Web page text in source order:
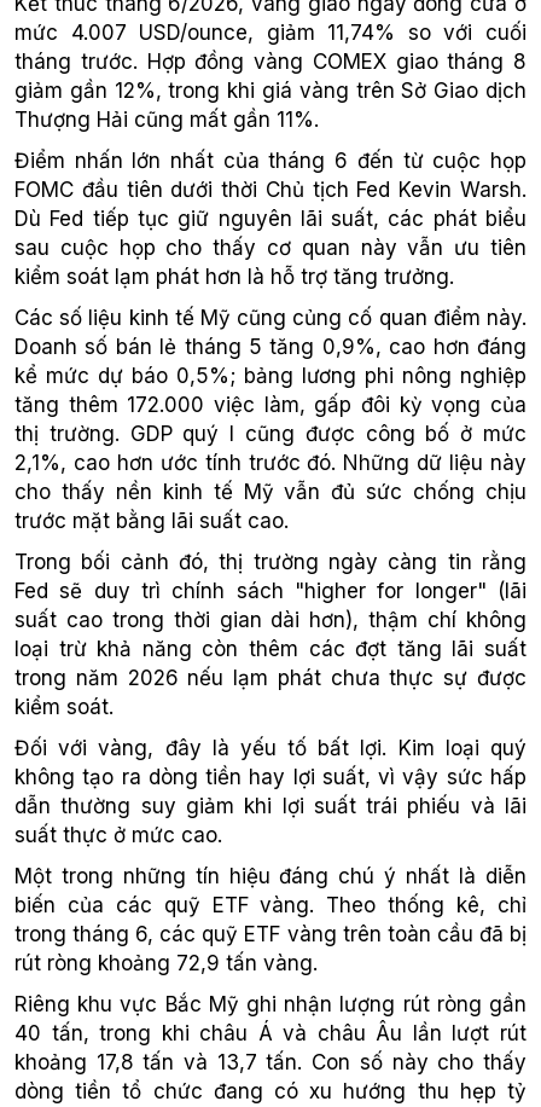
mức 4.007 USD/ounce, giảm 11,74% so với cuối
tháng trước. Hợp đồng vàng COMEX giao tháng 8
giảm gần 12%, trong khi giá vàng trên Sở Giao dịch
Thượng Hải cũng mất gần 11%.
Điểm nhấn lớn nhất của tháng 6 đến từ cuộc họp
FOMC đầu tiên dưới thời Chủ tịch Fed Kevin Warsh.
Dù Fed tiếp tục giữ nguyên lãi suất, các phát biểu
sau cuộc họp cho thấy cơ quan này vẫn ưu tiên
kiểm soát lạm phát hơn là hỗ trợ tăng trưởng.
Các số liệu kinh tế Mỹ cũng củng cố quan điểm này.
Doanh số bán lẻ tháng 5 tăng 0,9%, cao hơn đáng
kể mức dự báo 0,5%; bảng lương phi nông nghiệp
tăng thêm 172.000 việc làm, gấp đôi kỳ vọng của
thị trường. GDP quý I cũng được công bố ở mức
2,1%, cao hơn ước tính trước đó. Những dữ liệu này
cho thấy nền kinh tế Mỹ vẫn đủ sức chống chịu
trước mặt bằng lãi suất cao.
Trong bối cảnh đó, thị trường ngày càng tin rằng
Fed sẽ duy trì chính sách "higher for longer" (lãi
suất cao trong thời gian dài hơn), thậm chí không
loại trừ khả năng còn thêm các đợt tăng lãi suất
trong năm 2026 nếu lạm phát chưa thực sự được
kiểm soát.
Đối với vàng, đây là yếu tố bất lợi. Kim loại quý
không tạo ra dòng tiền hay lợi suất, vì vậy sức hấp
dẫn thường suy giảm khi lợi suất trái phiếu và lãi
suất thực ở mức cao.
Một trong những tín hiệu đáng chú ý nhất là diễn
biến của các quỹ ETF vàng. Theo thống kê, chỉ
trong tháng 6, các quỹ ETF vàng trên toàn cầu đã bị
rút ròng khoảng 72,9 tấn vàng.
Riêng khu vực Bắc Mỹ ghi nhận lượng rút ròng gần
40 tấn, trong khi châu Á và châu Âu lần lượt rút
khoảng 17,8 tấn và 13,7 tấn. Con số này cho thấy
dòng tiền tổ chức đang có xu hướng thu hẹp tỷ